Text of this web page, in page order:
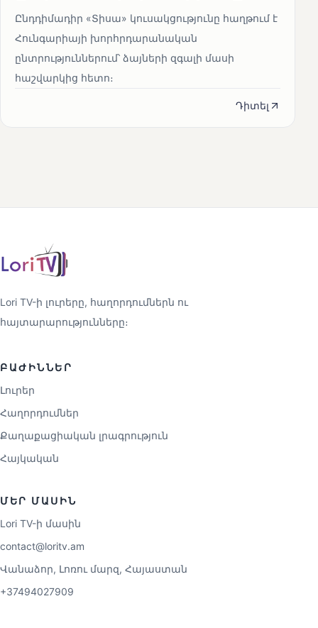
Ընդդիմադիր «Տիսա» կուսակցությունը հաղթում է
Հունգարիայի խորհրդարանական
ընտրություններում՝ ձայների զգալի մասի
հաշվարկից հետո։
Դիտել
Lori TV-ի լուրերը, հաղորդումներն ու
հայտարարությունները։
ԲԱԺԻՆՆԵՐ
Լուրեր
Հաղորդումներ
Քաղաքացիական լրագրություն
Հայկական
ՄԵՐ ՄԱՍԻՆ
Lori TV-ի մասին
contact@loritv.am
Վանաձոր, Լոռու մարզ, Հայաստան
+37494027909